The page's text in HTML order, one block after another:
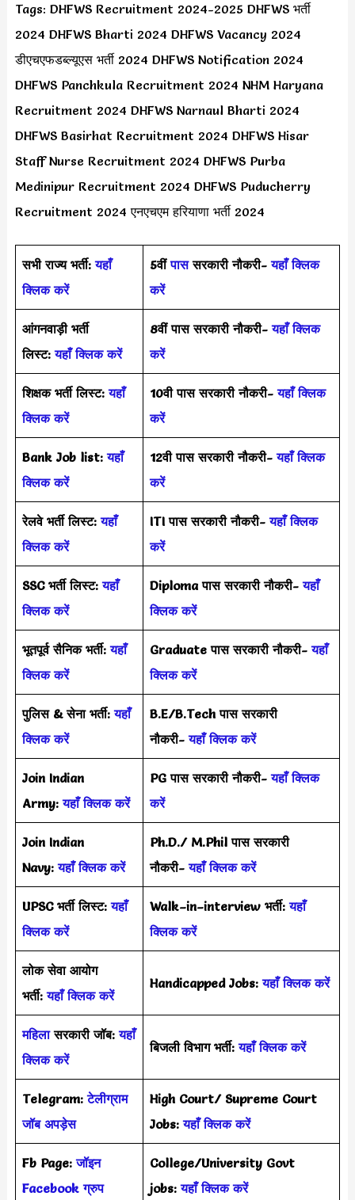
Tags: DHFWS Recruitment 2024-2025 DHFWS भर्ती
2024 DHFWS Bharti 2024 DHFWS Vacancy 2024
डीएचएफडब्ल्यूएस भर्ती 2024 DHFWS Notification 2024
DHFWS Panchkula Recruitment 2024 NHM Haryana
Recruitment 2024 DHFWS Narnaul Bharti 2024
DHFWS Basirhat Recruitment 2024 DHFWS Hisar
Staff Nurse Recruitment 2024 DHFWS Purba
Medinipur Recruitment 2024 DHFWS Puducherry
Recruitment 2024 एनएचएम हरियाणा भर्ती 2024
सभी राज्य भर्ती:यहाँ
क्लिक करें
5वींपाससरकारी नौकरी-यहाँ क्लिक
करें
आंगनवाड़ी भर्ती
लिस्ट:यहाँ क्लिक करें
8वीं पास सरकारी नौकरी-यहाँ क्लिक
करें
शिक्षक भर्ती लिस्ट:यहाँ
क्लिक करें
10वी पास सरकारी नौकरी-यहाँ क्लिक
करें
Bank Job list:यहाँ
क्लिक करें
12वी पास सरकारी नौकरी-यहाँ क्लिक
करें
रेलवे भर्ती लिस्ट:यहाँ
क्लिक करें
ITI पास सरकारी नौकरी-यहाँ क्लिक
करें
SSC भर्ती लिस्ट:यहाँ
क्लिक करें
Diploma पास सरकारी नौकरी-यहाँ
क्लिक करें
भूतपूर्व सैनिक भर्ती:यहाँ
क्लिक करें
Graduate पास सरकारी नौकरी-यहाँ
क्लिक करें
पुलिस & सेना भर्ती:यहाँ
क्लिक करें
B.E/B.Tech पास सरकारी
नौकरी-यहाँ क्लिक करें
Join Indian
Army:यहाँ क्लिक करें
PG पास सरकारी नौकरी-यहाँ क्लिक
करें
Join Indian
Navy:यहाँ क्लिक करें
Ph.D./ M.Phil पास सरकारी
नौकरी-यहाँ क्लिक करें
UPSC भर्ती लिस्ट:यहाँ
क्लिक करें
Walk–in–interview भर्ती:यहाँ
क्लिक करें
लोक सेवा आयोग
भर्ती:यहाँ क्लिक करें
Handicapped Jobs:यहाँ क्लिक करें
महिलासरकारी जॉब:यहाँ
क्लिक करें
बिजली विभाग भर्ती:यहाँ क्लिक करें
Telegram:टेलीग्राम
जॉब अपड़ेस
High Court/ Supreme Court
Jobs:यहाँ क्लिक करें
Fb Page:जॉइन
Facebook ग्रुप
College/University Govt
jobs:यहाँ क्लिक करें